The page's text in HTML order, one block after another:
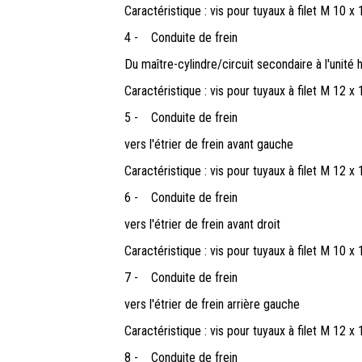
Caractéristique : vis pour tuyaux à filet M 10 x 1
4 -
Conduite de frein
Du maître-cylindre/circuit secondaire à l'unité
Caractéristique : vis pour tuyaux à filet M 12 x 1
5 -
Conduite de frein
vers l'étrier de frein avant gauche
Caractéristique : vis pour tuyaux à filet M 12 x 1
6 -
Conduite de frein
vers l'étrier de frein avant droit
Caractéristique : vis pour tuyaux à filet M 10 x 1
7 -
Conduite de frein
vers l'étrier de frein arrière gauche
Caractéristique : vis pour tuyaux à filet M 12 x 1
8 -
Conduite de frein